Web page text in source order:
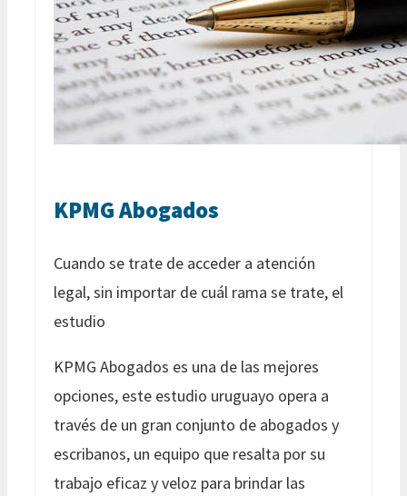
KPMG Abogados
Cuando se trate de acceder a atención
legal, sin importar de cuál rama se trate, el
estudio
KPMG Abogados es una de las mejores
opciones, este estudio uruguayo opera a
través de un gran conjunto de abogados y
escribanos, un equipo que resalta por su
trabajo eficaz y veloz para brindar las